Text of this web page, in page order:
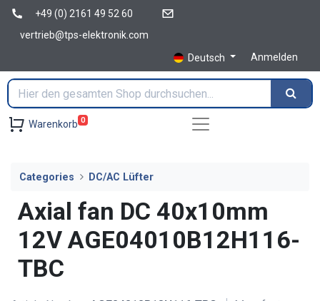
+49 (0) 2161 49 52 60
vertrieb@tps-elektronik.com
Deutsch
Anmelden
Warenkorb 0
Categories DC/AC Lüfter
Axial fan DC 40x10mm
12V AGE04010B12H116-
TBC